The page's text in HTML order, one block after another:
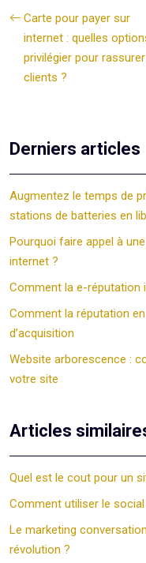
Carte pour payer sur
internet : quelles
privilégier pour
clients ?
Derniers articles
Augmentez le temps de
stations de batteries en
Pourquoi faire appel à
internet ?
Comment la e-réputation
Comment la réputation
d’acquisition
Website arborescence :
votre site
Articles
Quel est le cout pour un
Comment utiliser le
Le marketing
révolution ?